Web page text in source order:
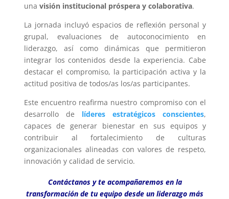
una visión institucional próspera y colaborativa.
La jornada incluyó espacios de reflexión personal y
grupal, evaluaciones de autoconocimiento en
liderazgo, así como dinámicas que permitieron
integrar los contenidos desde la experiencia. Cabe
destacar el compromiso, la participación activa y la
actitud positiva de todos/as los/as participantes.
Este encuentro reafirma nuestro compromiso con el
desarrollo de líderes estratégicos conscientes,
capaces de generar bienestar en sus equipos y
contribuir al fortalecimiento de culturas
organizacionales alineadas con valores de respeto,
innovación y calidad de servicio.
Contáctanos y te acompañaremos en la
transformación de tu equipo desde un liderazgo más